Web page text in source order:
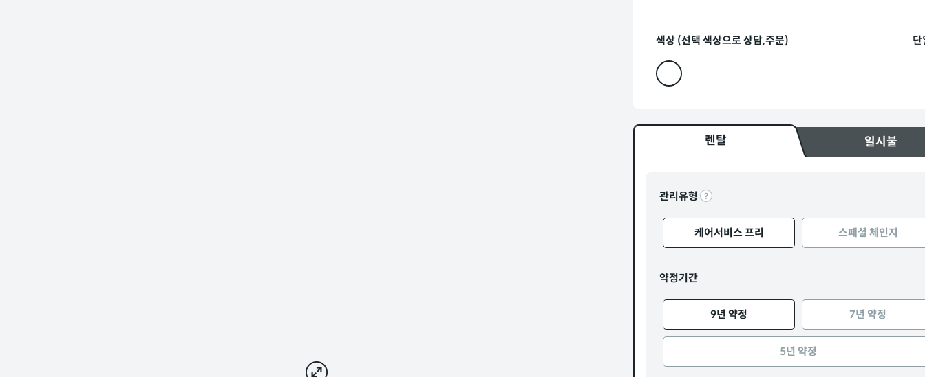
색상 (선택 색상으로 상담,주문) 단
렌탈 일시불
관리유형
케어서비스 프리 스페셜 체인지
약정기간
9년 약정 7년 약정
5년 약정